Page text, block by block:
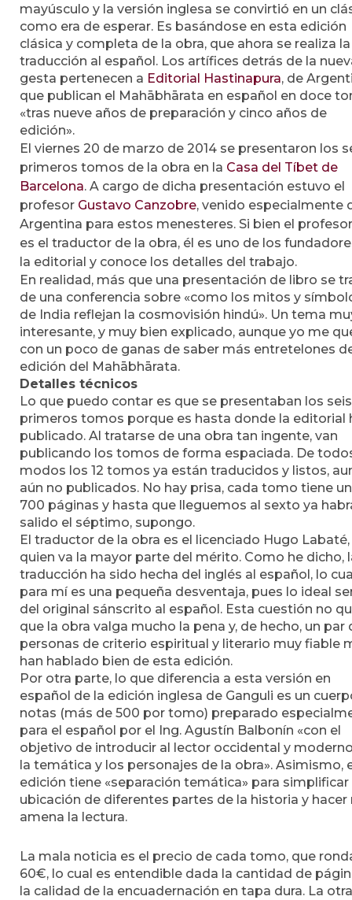
mayúsculo y la versión inglesa se convirtió en un
como era de esperar. Es basándose en esta edición
clásica y completa de la obra, que ahora se realiza la
traducción al español. Los artífices detrás de la
gesta pertenecen a Editorial Hastinapura, de
que publican el Mahābhārata en español en doce
«tras nueve años de preparación y cinco años de
edición».
El viernes 20 de marzo de 2014 se presentaron los
primeros tomos de la obra en la Casa del Tíbet de
Barcelona. A cargo de dicha presentación estuvo el
profesor Gustavo Canzobre, venido especialmente
Argentina para estos menesteres. Si bien el
es el traductor de la obra, él es uno de los
la editorial y conoce los detalles del trabajo.
En realidad, más que una presentación de libro se
de una conferencia sobre «como los mitos y
de India reflejan la cosmovisión hindú». Un tema
interesante, y muy bien explicado, aunque yo me
con un poco de ganas de saber más entretelones
edición del Mahābhārata.
Detalles técnicos
Lo que puedo contar es que se presentaban los seis
primeros tomos porque es hasta donde la editorial
publicado. Al tratarse de una obra tan ingente, van
publicando los tomos de forma espaciada. De
modos los 12 tomos ya están traducidos y listos,
aún no publicados. No hay prisa, cada tomo tiene
700 páginas y hasta que lleguemos al sexto ya
salido el séptimo, supongo.
El traductor de la obra es el licenciado Hugo Labaté,
quien va la mayor parte del mérito. Como he dicho,
traducción ha sido hecha del inglés al español, lo
para mí es una pequeña desventaja, pues lo ideal
del original sánscrito al español. Esta cuestión no
que la obra valga mucho la pena y, de hecho, un par
personas de criterio espiritual y literario muy fiable
han hablado bien de esta edición.
Por otra parte, lo que diferencia a esta versión en
español de la edición inglesa de Ganguli es un
notas (más de 500 por tomo) preparado
para el español por el Ing. Agustín Balbonín «con el
objetivo de introducir al lector occidental y
la temática y los personajes de la obra». Asimismo,
edición tiene «separación temática» para simplificar
ubicación de diferentes partes de la historia y hacer
amena la lectura.
La mala noticia es el precio de cada tomo, que
60€, lo cual es entendible dada la cantidad de
la calidad de la encuadernación en tapa dura. La otra